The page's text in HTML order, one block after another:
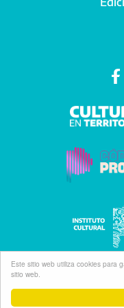
Este sitio web utiliza cookies para
sitio web.